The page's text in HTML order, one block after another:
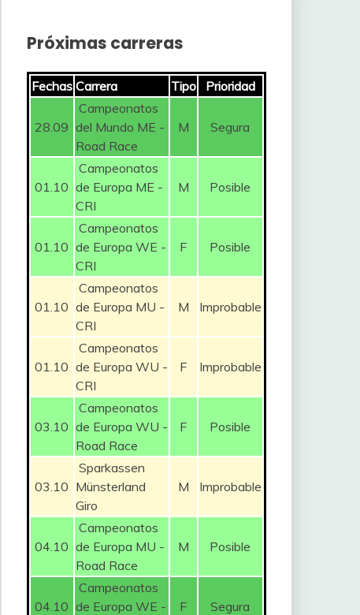
Próximas carreras
Fechas Carrera Tipo Prioridad
28.09
Campeonatos
del Mundo ME -
Road Race
M Segura
01.10
Campeonatos
de Europa ME -
CRI
M Posible
01.10
Campeonatos
de Europa WE -
CRI
F Posible
01.10
Campeonatos
de Europa MU -
CRI
M Improbable
01.10
Campeonatos
de Europa WU -
CRI
F Improbable
03.10
Campeonatos
de Europa WU -
Road Race
F Posible
03.10
Sparkassen
Münsterland
Giro
M Improbable
04.10
Campeonatos
de Europa MU -
Road Race
M Posible
04.10
Campeonatos
de Europa WE -
F Segura